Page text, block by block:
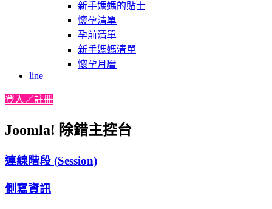
新手媽媽的貼士
懷孕清單
孕前清單
新手媽媽清單
懷孕月曆
line
登入／註冊
Joomla! 除錯主控台
連線階段 (Session)
側寫資訊